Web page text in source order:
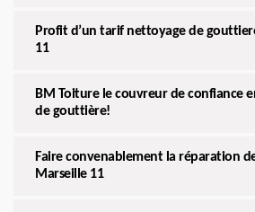
Profit d’un tarif nettoyage de
11
BM Toiture le couvreur de confiance
de gouttière!
Faire convenablement la réparation
Marseille 11